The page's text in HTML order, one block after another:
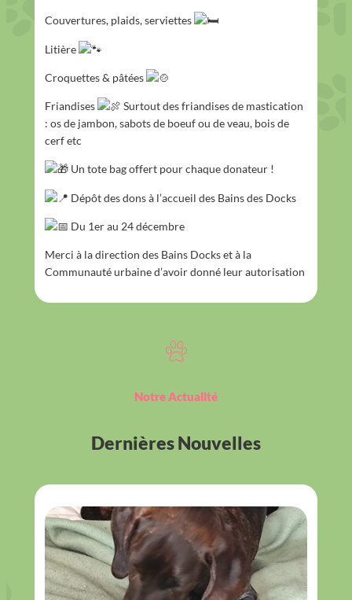
Couvertures, plaids, serviettes
Litière
Croquettes & pâtées
Friandises
Surtout des friandises de mastication
: os de jambon, sabots de boeuf ou de veau, bois de
cerf etc
Un tote bag offert pour chaque donateur !
Dépôt des dons à l’accueil des Bains des Docks
Du 1er au 24 décembre
Merci à la direction des Bains Docks et à la
Communauté urbaine d’avoir donné leur autorisation
Notre Actualité
Dernières Nouvelles